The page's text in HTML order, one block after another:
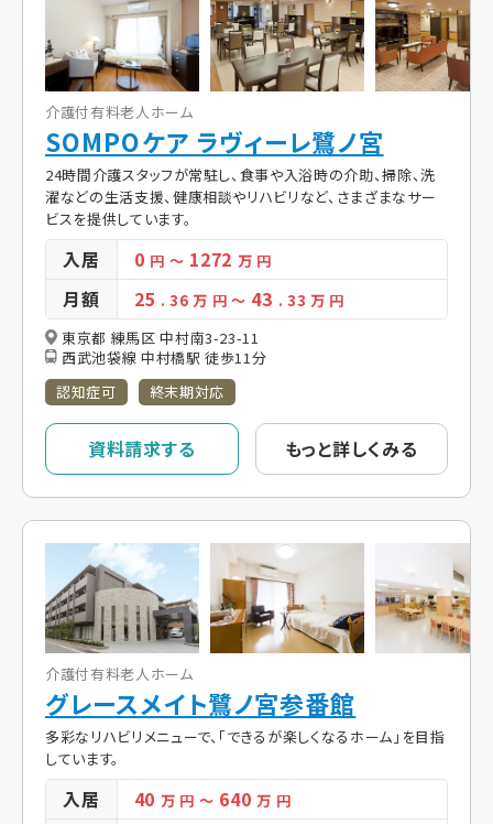
介護付有料老人ホーム
SOMPOケア ラヴィーレ鷺ノ宮
24時間介護スタッフが常駐し、食事や入浴時の介助、掃除、洗
濯などの生活支援、健康相談やリハビリなど、さまざまなサー
ビスを提供しています。
入居 0 円 ～ 1272 万 円
月額 25 . 36万 円 ～ 43 . 33 万 円
東京都 練馬区 中村南3-23-11
西武池袋線 中村橋駅 徒歩11分
認知症可
終末期対応
資料請求する もっと詳しくみる
介護付有料老人ホーム
グレースメイト鷺ノ宮参番館
多彩なリハビリメニューで、「できるが楽しくなるホーム」を目指
しています。
入居 40万 円 ～ 640万 円